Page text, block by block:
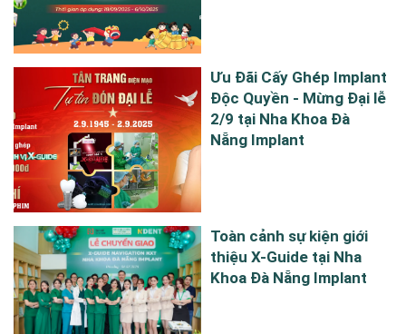
Ưu Đãi Cấy Ghép Implant
Độc Quyền - Mừng Đại lễ
2/9 tại Nha Khoa Đà
Nẵng Implant
Toàn cảnh sự kiện giới
thiệu X-Guide tại Nha
Khoa Đà Nẵng Implant